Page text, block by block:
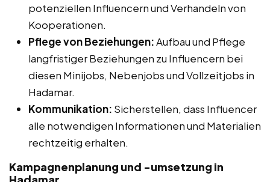
potenziellen Influencern und Verhandeln von
Kooperationen.
Pflege von Beziehungen:Aufbau und Pflege
langfristiger Beziehungen zu Influencern bei
diesen Minijobs, Nebenjobs und Vollzeitjobs in
Hadamar.
Kommunikation: Sicherstellen, dass Influencer
alle notwendigen Informationen und Materialien
rechtzeitig erhalten.
Kampagnenplanung und -umsetzung in